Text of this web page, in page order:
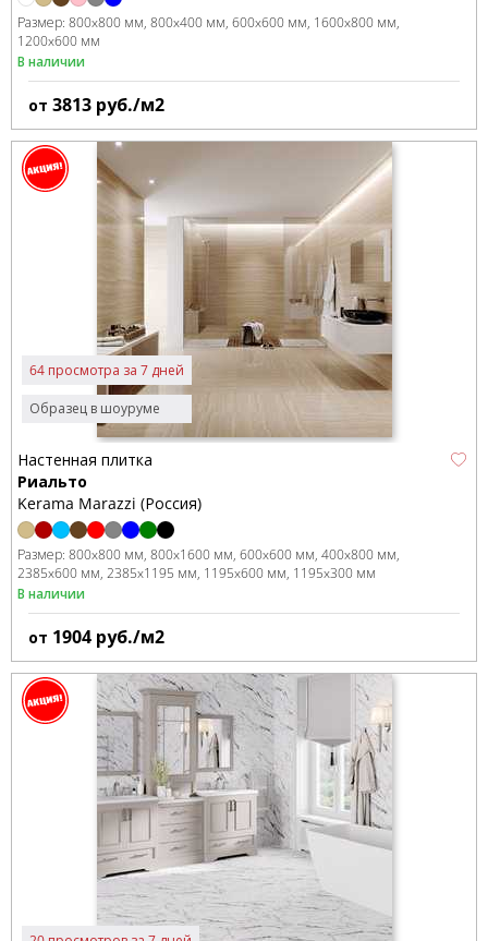
Размер: 800x800 мм 800x400 мм 600x600 мм 1600x800 мм
1200x600 мм
В наличии
от 3813 руб./м2
Образец в шоуруме
64 просмотра за 7 дней
Настенная плитка
Риальто
Kerama Marazzi (Россия)
Размер: 800x800 мм 800x1600 мм 600x600 мм 400x800 мм
2385x600 мм 2385x1195 мм 1195x600 мм 1195x300 мм
В наличии
от 1904 руб./м2